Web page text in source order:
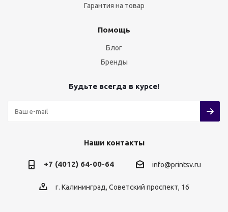
Гарантия на товар
Помощь
Блог
Бренды
Будьте всегда в курсе!
Наши контакты
+7 (4012) 64-00-64 info@printsv.ru
г. Калининград, Советский проспект, 16